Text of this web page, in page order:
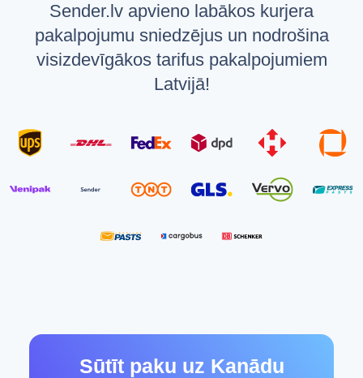
Sender.lv apvieno labākos kurjera
pakalpojumu sniedzējus un nodrošina
visizdevīgākos tarifus pakalpojumiem
Latvijā!
Sūtīt paku uz Kanādu